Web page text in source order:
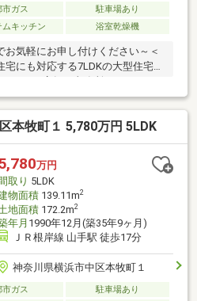
市ガス
駐車場あり
ムキッチン 浴室乾燥機
お気軽にお申し付けください～＜
にも対応する7LDKの大型住宅を
◎太陽光発電システム、食洗器、
っています！◎敷地の両面が道路
が得られます♪◎学校関係や公園、
活利便性に優れた立地！＜交通ア
ブルーライン「上大岡」駅バス14
ン「東戸塚」駅バス15分※バス利
本牧町１ 5,780万円 5LDK
万円
取り 5LDK
物面積139.11m2
地面積172.2m2
年月 1990年12月(築35年9ヶ月)
ＪＲ根岸線 山手駅 徒歩17分
神奈川県横浜市中区本牧町１
市ガス 駐車場あり